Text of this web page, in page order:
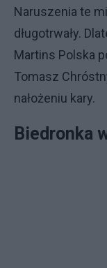
Naruszenia te
długotrwały.
Martins Polska
Tomasz
nałożeniu kary.
Biedronka